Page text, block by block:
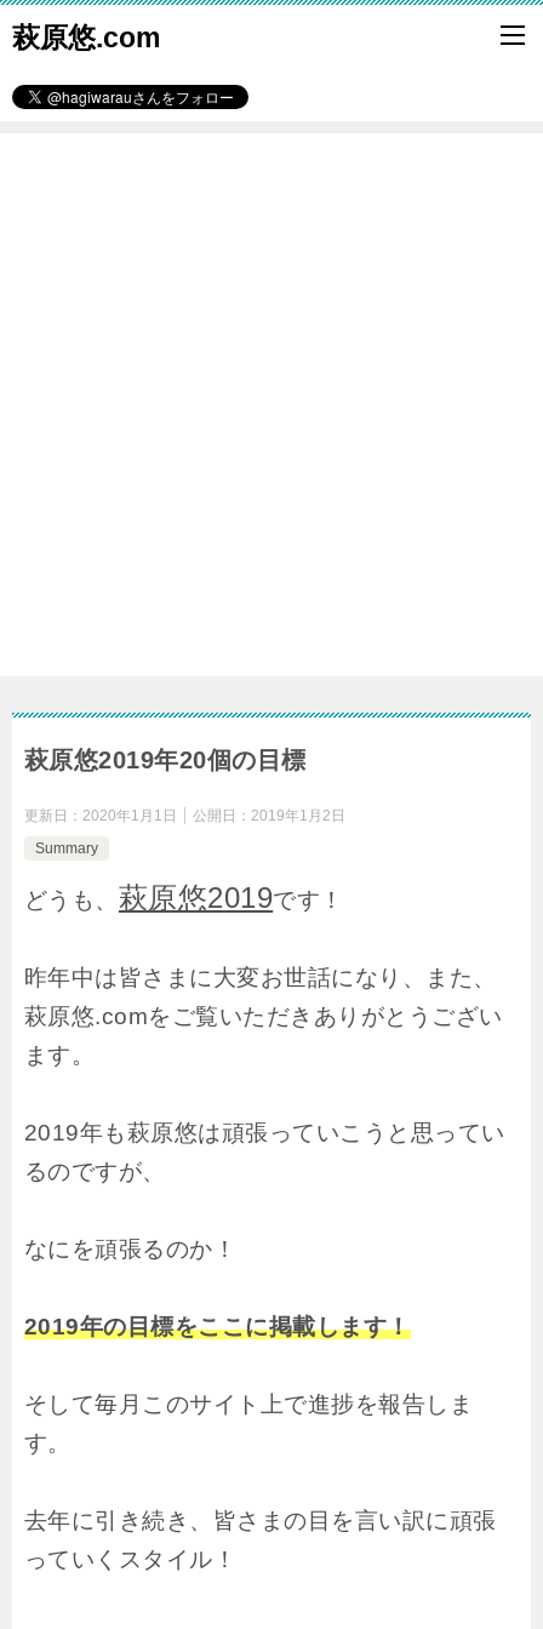
萩原悠.com
萩原悠2019年20個の目標
更新日： 2020年1月1日 公開日： 2019年1月2日
Summary
どうも、 萩原悠2019です！
昨年中は皆さまに大変お世話になり、また、
萩原悠.comをご覧いただきありがとうござい
ます。
2019年も萩原悠は頑張っていこうと思ってい
るのですが、
なにを頑張るのか！
2019年の目標をここに掲載します！
そして毎月このサイト上で進捗を報告しま
す。
去年に引き続き、皆さまの目を言い訳に頑張
っていくスタイル！